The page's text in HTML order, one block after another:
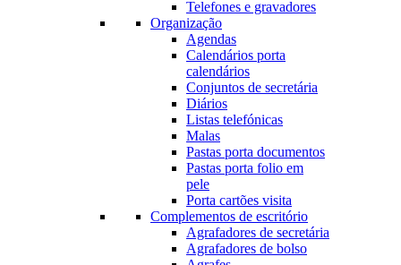
Telefones e gravadores
Organização
Agendas
Calendários porta
calendários
Conjuntos de secretária
Diários
Listas telefónicas
Malas
Pastas porta documentos
Pastas porta folio em
pele
Porta cartões visita
Complementos de escritório
Agrafadores de secretária
Agrafadores de bolso